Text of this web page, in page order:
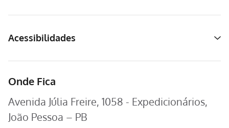
Acessibilidades
Onde Fica
Avenida Júlia Freire, 1058 - Expedicionários,
João Pessoa – PB